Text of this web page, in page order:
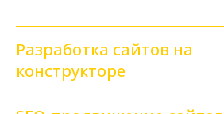
Разработка сайтов на
конструкторе